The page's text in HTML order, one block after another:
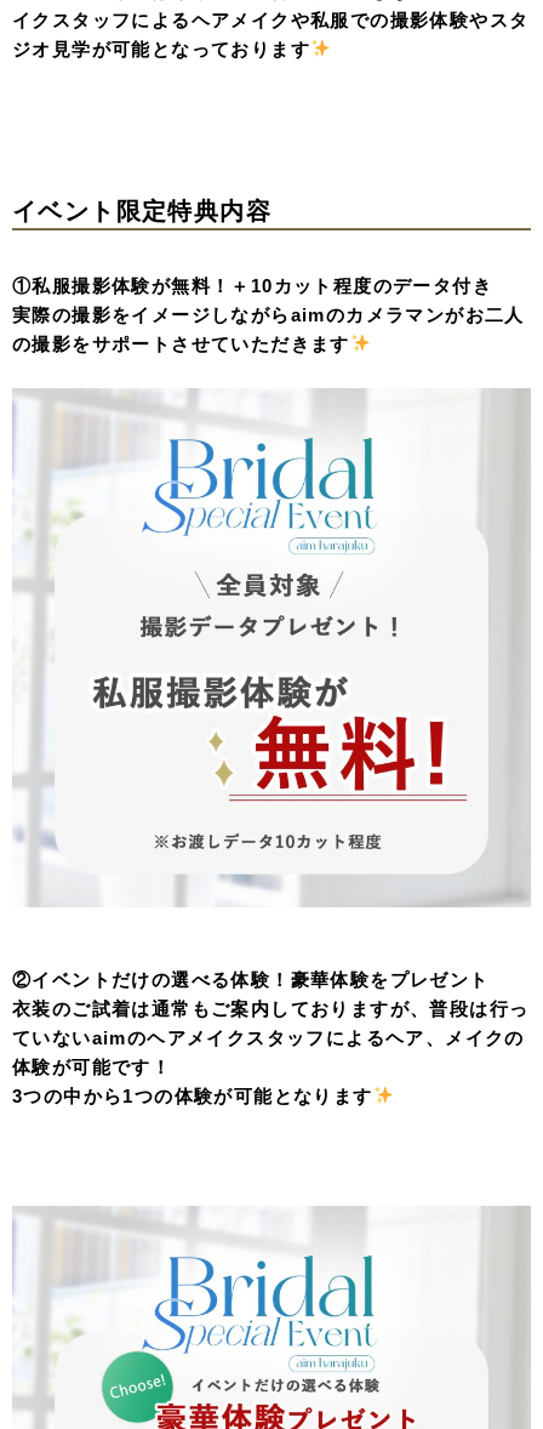
イクスタッフによるヘアメイクや私服での撮影体験やスタ
ジオ見学が可能となっております
イベント限定特典内容
①私服撮影体験が無料！＋10カット程度のデータ付き
実際の撮影をイメージしながらaimのカメラマンがお二人
の撮影をサポートさせていただきます
②イベントだけの選べる体験！豪華体験をプレゼント
衣装のご試着は通常もご案内しておりますが、普段は行っ
ていないaimのヘアメイクスタッフによるヘア、メイクの
体験が可能です！
3つの中から1つの体験が可能となります